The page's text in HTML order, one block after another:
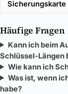
Sicherungskarte
Häufige Fragen
Kann ich beim
Schlüssel-Längen
Wie kann ich
Was ist, wenn
habe?